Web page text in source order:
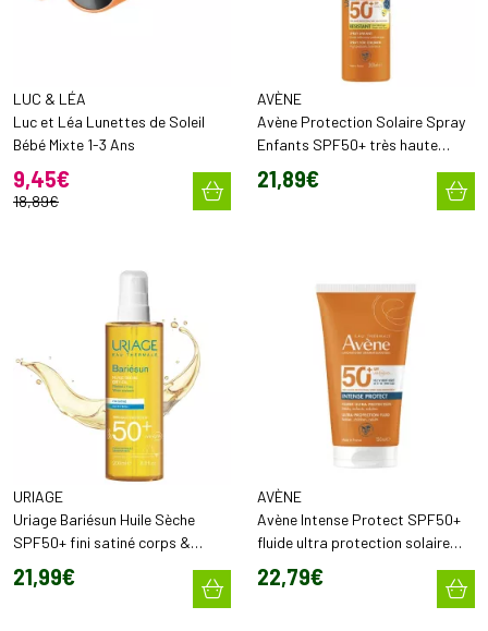
LUC & LÉA
Luc et Léa Lunettes de Soleil
Bébé Mixte 1-3 Ans
9,45€
18,89€
AVÈNE
Avène Protection Solaire Spray
Enfants SPF50+ très haute
protection (200 ml)
21,89€
URIAGE
Uriage Bariésun Huile Sèche
SPF50+ fini satiné corps &
cheveux résistante à l'eau (200
ml)
21,99€
AVÈNE
Avène Intense Protect SPF50+
fluide ultra protection solaire
bébé, enfants & adultes (150 ml)
22,79€